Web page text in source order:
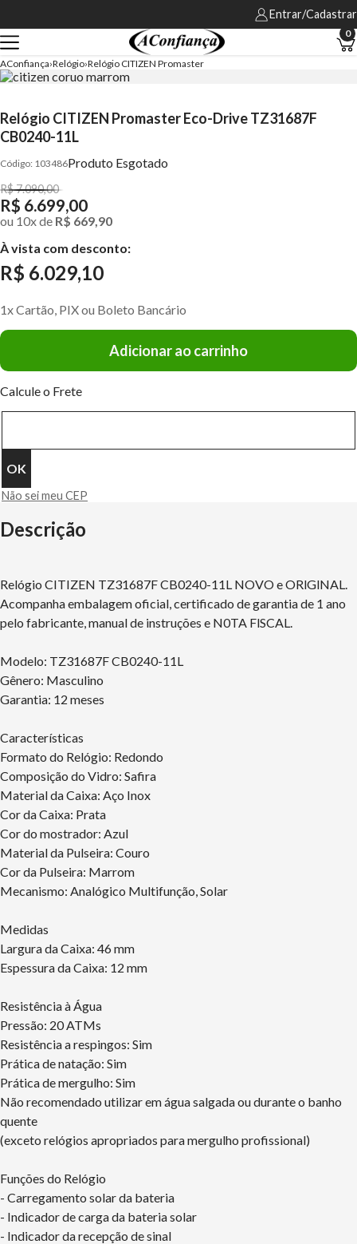
Entrar/Cadastrar
0
AConfiança Relógio Relógio CITIZEN Promaster
Relógio CITIZEN Promaster Eco-Drive TZ31687F
CB0240-11L
103486Produto Esgotado
R$ 7.090,00
R$ 6.699,00
ou 10xde R$ 669,90
À vista com desconto:
R$ 6.029,10
1x Cartão, PIX ou Boleto Bancário
Adicionar ao carrinho
Calcule o Frete
Não sei meu CEP
Descrição
Relógio CITIZEN TZ31687F CB0240-11L NOVO e ORlGlNAL.
Acompanha embalagem oficial, certificado de garantia de 1 ano
pelo fabricante, manual de instruções e N0TA FlSCAL.
Modelo: TZ31687F CB0240-11L
Gênero: Masculino
Garantia: 12 meses
Características
Formato do Relógio: Redondo
Composição do Vidro: Safira
Material da Caixa: Aço Inox
Cor da Caixa: Prata
Cor do mostrador: Azul
Material da Pulseira: Couro
Cor da Pulseira: Marrom
Mecanismo: Analógico Multifunção, Solar
Medidas
Largura da Caixa: 46 mm
Espessura da Caixa: 12 mm
Resistência à Água
Pressão: 20 ATMs
Resistência a respingos: Sim
Prática de natação: Sim
Prática de mergulho: Sim
Não recomendado utilizar em água salgada ou durante o banho
quente
(exceto relógios apropriados para mergulho profissional)
Funções do Relógio
- Carregamento solar da bateria
- Indicador de carga da bateria solar
- Indicador da recepção de sinal